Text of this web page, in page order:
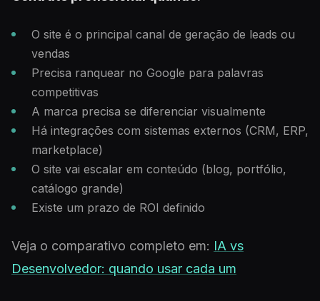
O site é o principal canal de geração de leads ou
vendas
Precisa ranquear no Google para palavras
competitivas
A marca precisa se diferenciar visualmente
Há integrações com sistemas externos (CRM, ERP,
marketplace)
O site vai escalar em conteúdo (blog, portfólio,
catálogo grande)
Existe um prazo de ROI definido
Veja o comparativo completo em: IA vs
Desenvolvedor: quando usar cada um